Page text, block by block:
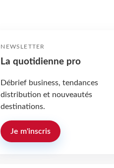
NEWSLETTER
La quotidienne pro
Débrief business, tendances
distribution et nouveautés
destinations.
Je m'inscris